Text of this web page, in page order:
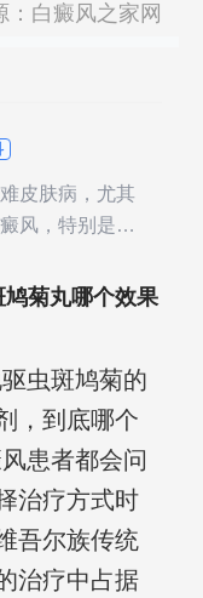
白癜风之家网
皮肤病，尤其
风，特别是对
证施治，理法
菊丸哪个效果
虫斑鸠菊的
，到底哪个
患者都会问
治疗方式时
吾尔族传统
治疗中占据